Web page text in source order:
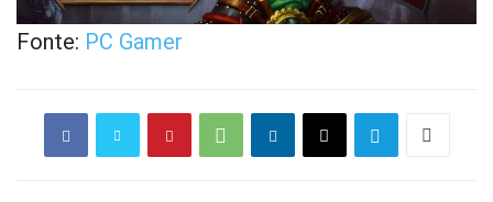
Fonte: PC Gamer